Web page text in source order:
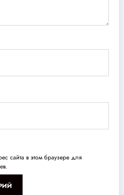
сайта в этом браузере для